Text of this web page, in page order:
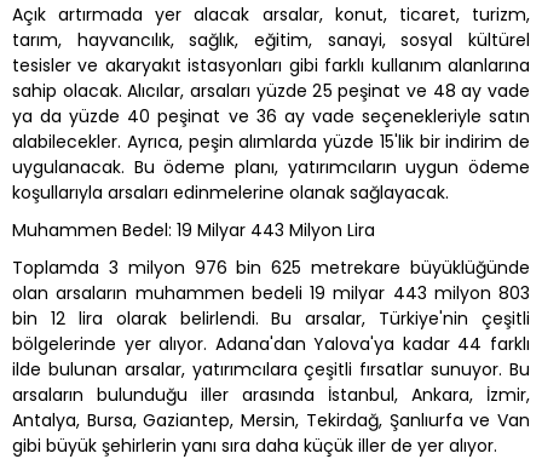
Açık artırmada yer alacak arsalar, konut, ticaret, turizm,
tarım, hayvancılık, sağlık, eğitim, sanayi, sosyal kültürel
tesisler ve akaryakıt istasyonları gibi farklı kullanım alanlarına
sahip olacak. Alıcılar, arsaları yüzde 25 peşinat ve 48 ay vade
ya da yüzde 40 peşinat ve 36 ay vade seçenekleriyle satın
alabilecekler. Ayrıca, peşin alımlarda yüzde 15'lik bir indirim de
uygulanacak. Bu ödeme planı, yatırımcıların uygun ödeme
koşullarıyla arsaları edinmelerine olanak sağlayacak.
Muhammen Bedel: 19 Milyar 443 Milyon Lira
Toplamda 3 milyon 976 bin 625 metrekare büyüklüğünde
olan arsaların muhammen bedeli 19 milyar 443 milyon 803
bin 12 lira olarak belirlendi. Bu arsalar, Türkiye'nin çeşitli
bölgelerinde yer alıyor. Adana'dan Yalova'ya kadar 44 farklı
ilde bulunan arsalar, yatırımcılara çeşitli fırsatlar sunuyor. Bu
arsaların bulunduğu iller arasında İstanbul, Ankara, İzmir,
Antalya, Bursa, Gaziantep, Mersin, Tekirdağ, Şanlıurfa ve Van
gibi büyük şehirlerin yanı sıra daha küçük iller de yer alıyor.